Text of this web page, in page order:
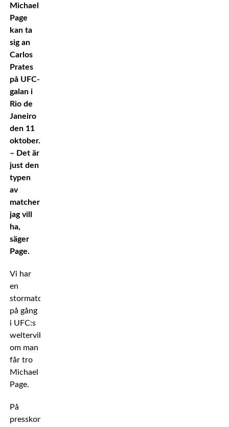
Michael
Page
kan ta
sig an
Carlos
Prates
på UFC-
galan i
Rio de
Janeiro
den 11
oktober.
– Det är
just den
typen
av
matcher
jag vill
ha,
säger
Page.
Vi har
en
stormatch
på gång
i UFC:s
welterviktsdivision. Iallafall
om man
får tro
Michael
Page.
På
presskonferensen